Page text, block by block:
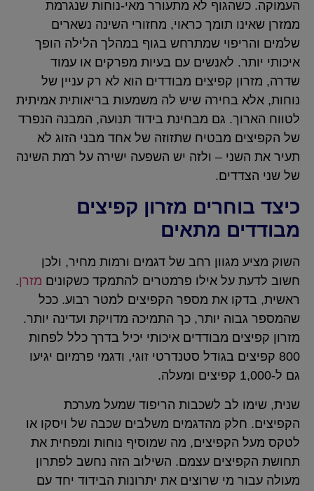
העמוקה. כשהגוף לא מתעורר מאי-נוחות שנגרמת
ממזרן שאינו תומך כראוי, מחזורי השינה נשארים
שלמים והריפוי שמתרחש בגוף במהלך הלילה הופך
איכותי יותר. לאנשים עם בעיות מפרקים או עמוד
שדרה, מזרון קפיצים מבודדים הוא לא רק עניין של
נוחות, אלא בחירה שיש לה משמעות בריאותית אמיתית
לטווח הארוך. גם מבחינת בידוד תנועה, המבנה הנפרד
של הקפיצים מבטיח שתזוזה של אחד מבני הזוג לא
תעיר את השני – ולזה יש השפעה ישירה על רמת השינה
של שני הצדדים.
כיצד בוחרים מזרון קפיצים
מבודדים מתאים
השוק מציע מגוון רחב של דגמים ורמות מחיר, ולכן
חשוב לדעת על אילו פרמטרים להתמקד כשקונים מזרן.
ראשית, בדקו את מספר הקפיצים למטר רבוע. ככל
שהמספר גבוה יותר, כך התמיכה מדויקת ועדינה יותר.
מזרון קפיצים מבודדים איכותי יכיל בדרך כלל לפחות
800 קפיצים בגודל סטנדרטי זוגי, ודגמי פרמיום יגיעו
גם ל-1,000 קפיצים ומעלה.
שנית, שימו לב לשכבות הריפוד שמעל מערכת
הקפיצים. חלק מהדגמים משלבים שכבה של ויסקו או
לטקס מעל הקפיצים, מה שמוסיף נוחות ומפחית את
תחושת הקפיצים עצמם. השילוב הזה נחשב לפתרון
מעולה עבור מי שרוצים את יתרונות הבידוד יחד עם